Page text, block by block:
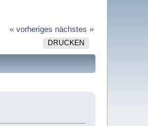
« vorheriges nächstes »
DRUCKEN